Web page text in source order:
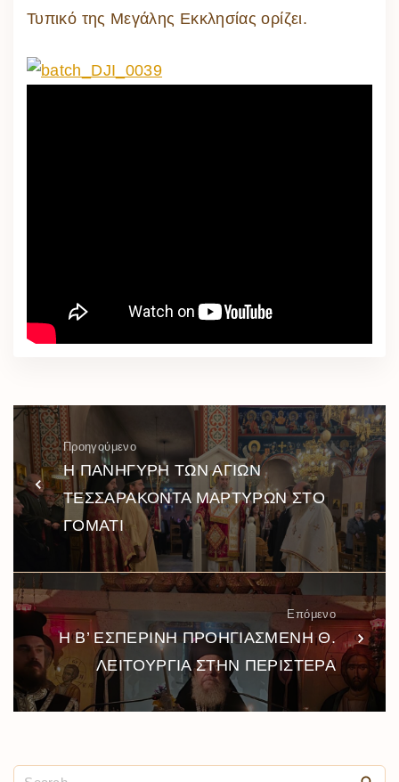
Τυπικό της Μεγάλης Εκκλησίας ορίζει.
Προηγούμενο
Η ΠΑΝΗΓΥΡΗ ΤΩΝ ΑΓΙΩΝ
ΤΕΣΣΑΡΑΚΟΝΤΑ ΜΑΡΤΥΡΩΝ ΣΤΟ
ΓΟΜΑΤΙ
Επόμενο
Η Β’ ΕΣΠΕΡΙΝΗ ΠΡΟΗΓΙΑΣΜΕΝΗ Θ.
ΛΕΙΤΟΥΡΓΙΑ ΣΤΗΝ ΠΕΡΙΣΤΕΡΑ